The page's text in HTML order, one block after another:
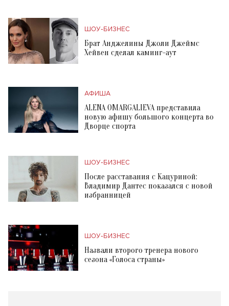
ШОУ-БИЗНЕС
Брат Анджелины Джоли Джеймс
Хейвен сделал каминг-аут
АФИША
ALENA OMARGALIEVA представила
новую афишу большого концерта во
Дворце спорта
ШОУ-БИЗНЕС
После расставания с Кацуриной:
Владимир Дантес показался с новой
избранницей
ШОУ-БИЗНЕС
Назвали второго тренера нового
сезона «Голоса страны»